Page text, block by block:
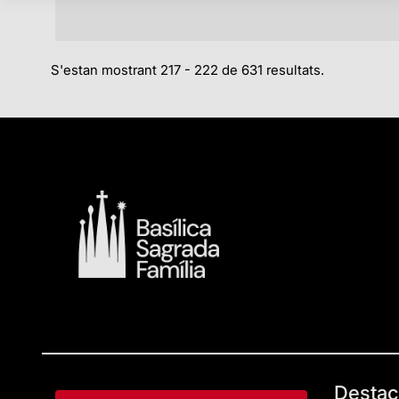
S'estan mostrant 217 - 222 de 631 resultats.